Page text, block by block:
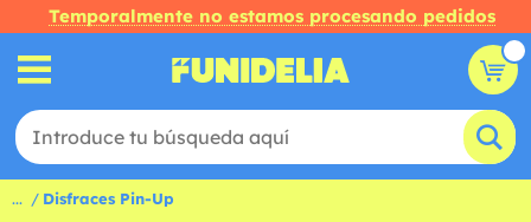
Temporalmente no estamos procesando pedidos
... Disfraces Pin-Up